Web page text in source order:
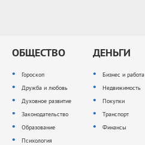
ОБЩЕСТВО
Гороскоп
Дружба и любовь
Духовное развитие
Законодательство
Образование
Психология
ДЕНЬГИ
Бизнес и работа
Недвижимость
Покупки
Транспорт
Финансы